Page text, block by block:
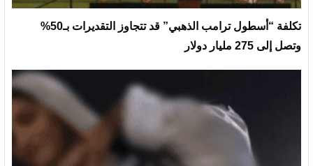
تكلفة “أسطول ترامب الذهبي” قد تتجاوز التقديرات بـ50%
وتصل إلى 275 مليار دولار